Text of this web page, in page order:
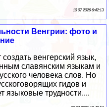
10 07 2026 6:42:13
Венгрии: фото и
венгерский язык,
славянским языкам и
человека слов. Но
гидов и
языковые трудности....